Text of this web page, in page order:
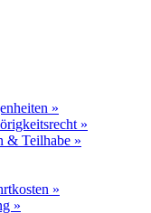
»
»
& Teilhabe »
»
»